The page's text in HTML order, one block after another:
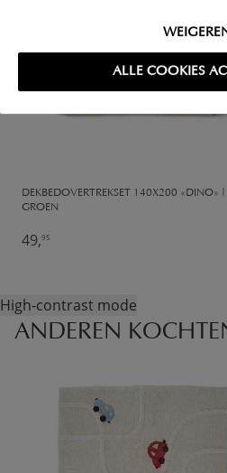
ALLE COOKIES
DEKBEDOVERTREKSET 140X200 «DINO» |
GROEN
49,95
High-contrast mode
ANDEREN